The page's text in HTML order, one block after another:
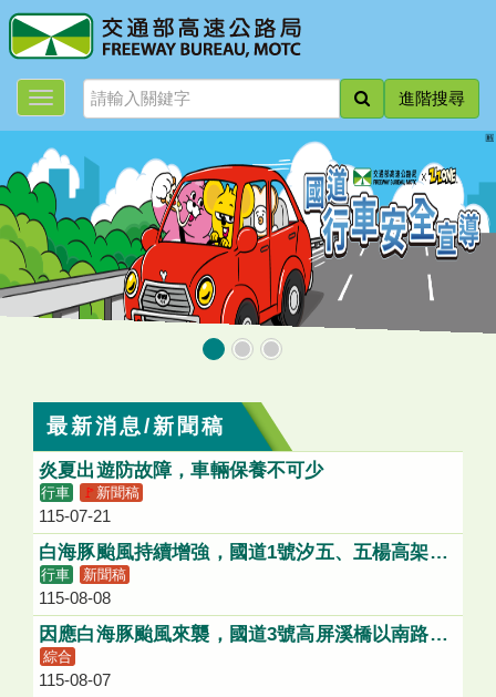
跳
到
主
進階搜尋
:::
最新消息/新聞稿
炎夏出遊防故障，車輛保養不可少
行車 🚩 新聞稿
115-07-21
白海豚颱風持續增強，國道1號汐五、五楊高架及
國5頭城蘇澳路段將可能採降速、禁行大型車或道
路封閉等管制
行車 新聞稿
115-08-08
因應白海豚颱風來襲，國道3號高屏溪橋以南路段
最高速限需配合降低、禁行大型車或路段封閉等管
制
綜合
115-08-07